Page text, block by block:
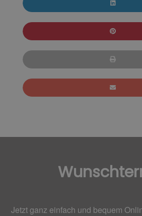
Jetzt ganz einfach und bequem